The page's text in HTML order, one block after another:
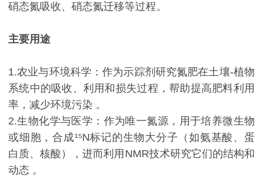
硝态氮吸收、硝态氮迁移等过程。
主要用途
1.农业与环境科学：作为示踪剂研究氮肥在土壤-植物
系统中的吸收、利用和损失过程，帮助提高肥料利用
率，减少环境污染 。
2.生物化学与医学：作为唯一氮源，用于培养微生物
或细胞，合成¹⁵N标记的生物大分子（如氨基酸、蛋
白质、核酸），进而利用NMR技术研究它们的结构和
动态 。